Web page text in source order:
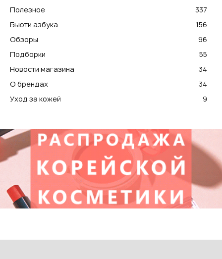
Полезное
337
Бьюти азбука
156
Обзоры
96
Подборки
55
Новости магазина
34
О брендах
34
Уход за кожей
9